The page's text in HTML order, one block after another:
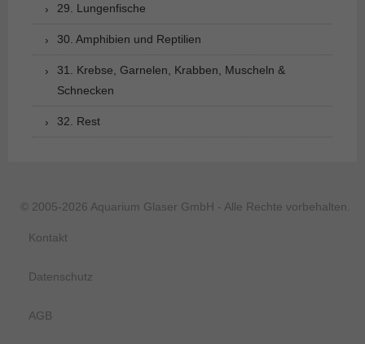
29. Lungenfische
30. Amphibien und Reptilien
31. Krebse, Garnelen, Krabben, Muscheln &
Schnecken
32. Rest
© 2005-2026 Aquarium Glaser GmbH - Alle Rechte vorbehalten.
Kontakt
Datenschutz
AGB